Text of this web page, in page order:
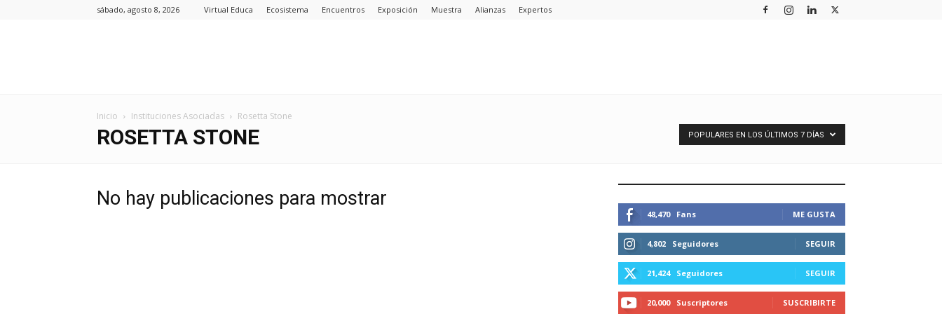
sábado, agosto 8, 2026 Virtual Educa Ecosistema Encuentros Exposición Muestra Alianzas Expertos
Inicio Instituciones Asociadas Rosetta Stone
ROSETTA STONE POPULARES EN LOS ÚLTIMOS 7 DÍAS
No hay publicaciones para mostrar
48,470 Fans ME GUSTA
4,802 Seguidores SEGUIR
21,424 Seguidores SEGUIR
20,000 Suscriptores SUSCRIBIRTE